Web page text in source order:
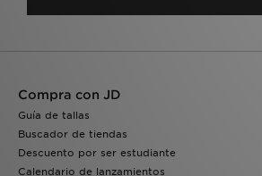
Compra con JD
Guía de tallas
Buscador de tiendas
Descuento por ser estudiante
Calendario de lanzamientos